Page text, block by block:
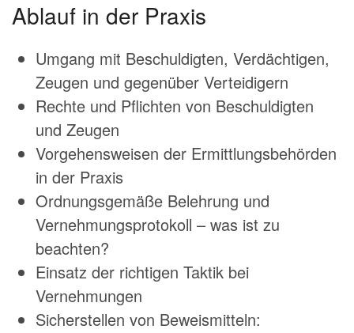
Ablauf in der Praxis
Umgang mit Beschuldigten, Verdächtigen,
Zeugen und gegenüber Verteidigern
Rechte und Pflichten von Beschuldigten
und Zeugen
Vorgehensweisen der Ermittlungsbehörden
in der Praxis
Ordnungsgemäße Belehrung und
Vernehmungsprotokoll – was ist zu
beachten?
Einsatz der richtigen Taktik bei
Vernehmungen
Sicherstellen von Beweismitteln: